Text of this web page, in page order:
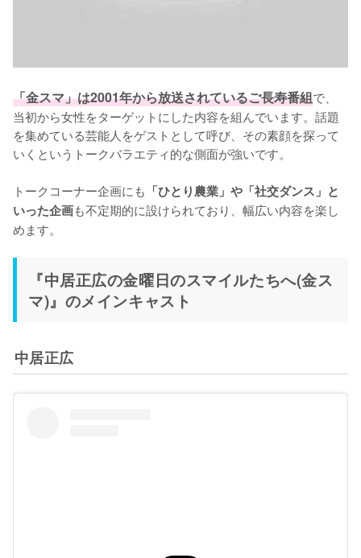
「金スマ」は2001年から放送されているご長寿番組で、
当初から女性をターゲットにした内容を組んでいます。話題
を集めている芸能人をゲストとして呼び、その素顔を探って
いくというトークバラエティ的な側面が強いです。
トークコーナー企画にも 「ひとり農業」や「社交ダンス」と
いった企画も不定期的に設けられており、幅広い内容を楽し
めます。
『中居正広の金曜日のスマイルたちへ(金ス
マ)』のメインキャスト
中居正広